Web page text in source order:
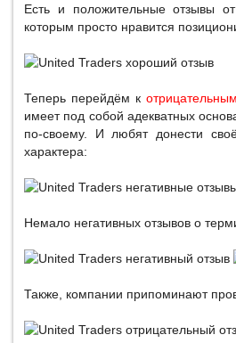
Есть и положительные отзывы
которым просто нравится
Теперь перейдём к
имеет под собой адекватных
по-своему. И любят донести
характера:
Немало негативных отзывов о
Также, компании припоминают